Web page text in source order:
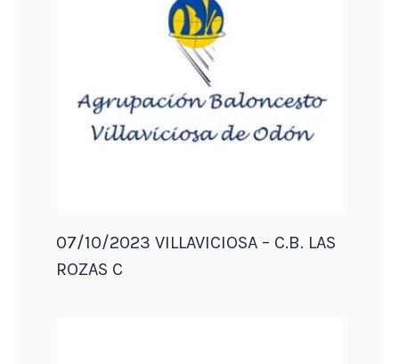
07/10/2023 VILLAVICIOSA – C.B. LAS
ROZAS C